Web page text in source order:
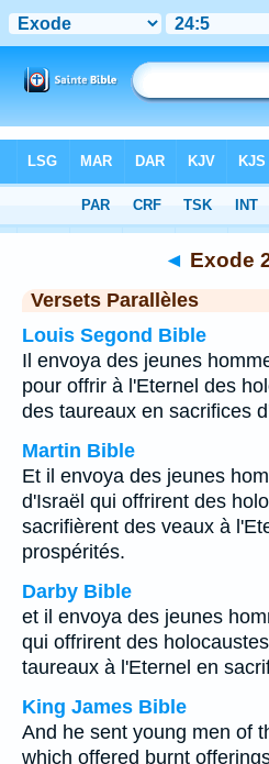
Chapitre 24> Verset 5
◄ Exode
Versets Parallèles
Louis Segond Bible
Il envoya des jeunes
pour offrir à l'Eternel des
des taureaux en sacrifices
Martin Bible
Et il envoya des jeunes
d'Israël qui offrirent des
sacrifièrent des veaux à
prospérités.
Darby Bible
et il envoya des jeunes
qui offrirent des
taureaux à l'Eternel en
King James Bible
And he sent young men of
which offered burnt